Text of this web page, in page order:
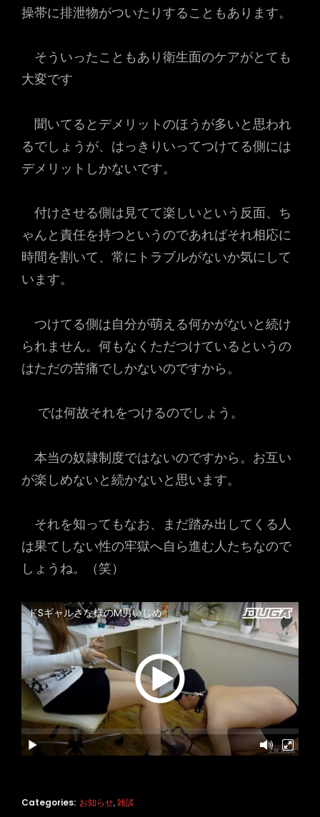
操帯に排泄物がついたりすることもあります。
そういったこともあり衛生面のケアがとても
大変です
聞いてるとデメリットのほうが多いと思われ
るでしょうが、はっきりいってつけてる側には
デメリットしかないです。
付けさせる側は見てて楽しいという反面、ち
ゃんと責任を持つというのであればそれ相応に
時間を割いて、常にトラブルがないか気にして
います。
つけてる側は自分が萌える何かがないと続け
られません。何もなくただつけているというの
はただの苦痛でしかないのですから。
では何故それをつけるのでしょう。
本当の奴隷制度ではないのですから。お互い
が楽しめないと続かないと思います。
それを知ってもなお、まだ踏み出してくる人
は果てしない性の牢獄へ自ら進む人たちなので
しょうね。（笑）
Categories: お知らせ,雑談